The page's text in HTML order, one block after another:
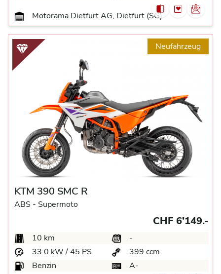
Motorama Dietfurt AG, Dietfurt (SG)
Neufahrzeug
KTM 390 SMC R
ABS - Supermoto
CHF 6’149.-
10 km
-
33.0 kW / 45 PS
399 ccm
Benzin
A-